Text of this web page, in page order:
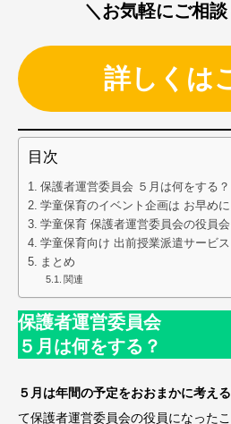
＼お気軽にご相
詳しくは
目次
保護者運営委員会 ５月は何をする？
学童保育のイベント企画は お早めに
学童保育 保護者運営委員会の役員会
学童保育向け 出前授業派遣サービ
まとめ
関連
保護者運営委員会
５月は何をする？
５月は年間の予定をおおまかに考え
て保護者運営委員会の役員になった